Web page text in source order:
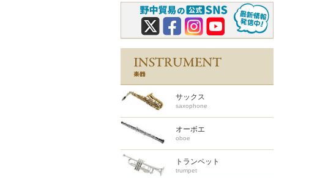
サックス
saxophone
オーボエ
oboe
トランペット
trumpet